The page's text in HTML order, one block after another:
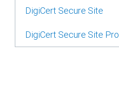
DigiCert Secure Site
DigiCert Secure Site Pro